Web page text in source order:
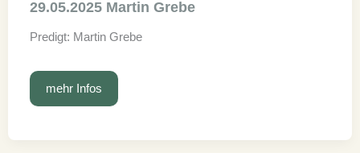
29.05.2025 Martin Grebe
Predigt: Martin Grebe
29.05.2025
Grebe
mehr Infos